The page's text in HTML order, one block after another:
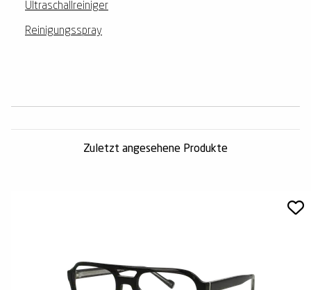
Ultraschallreiniger
Reinigungsspray
Zuletzt angesehene Produkte